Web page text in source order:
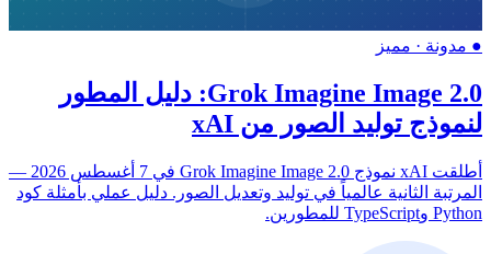
●مدونة· مميز
Grok Imagine Image 2.0: دليل المطور
لنموذج توليد الصور من xAI
أطلقت xAI نموذج Grok Imagine Image 2.0 في 7 أغسطس 2026 —
المرتبة الثانية عالمياً في توليد وتعديل الصور. دليل عملي بأمثلة كود
Python وTypeScript للمطورين.